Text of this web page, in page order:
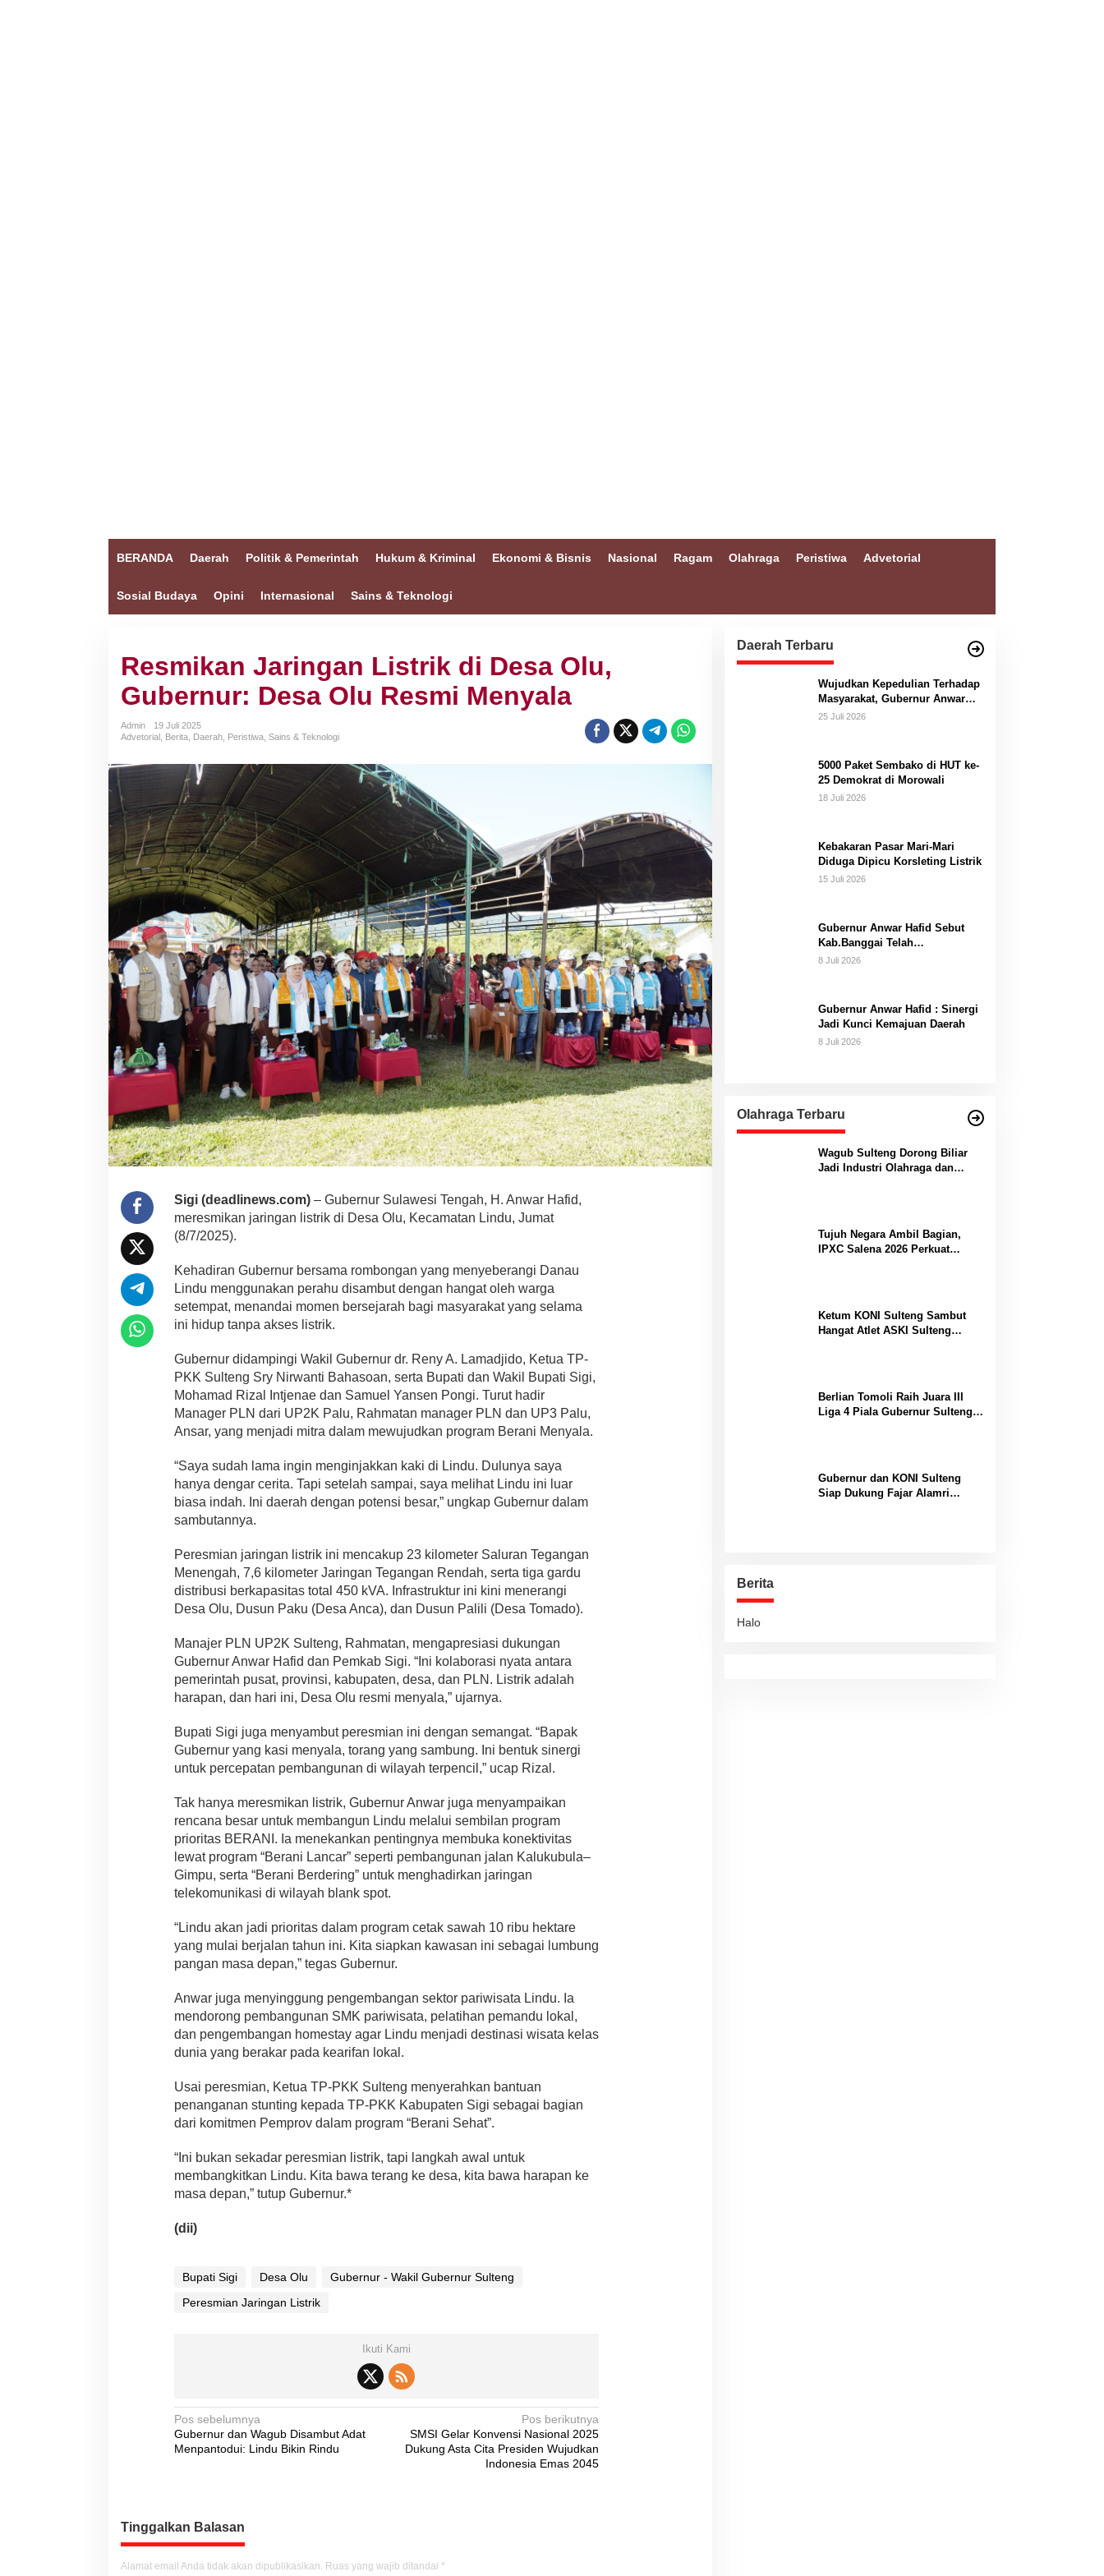
BERANDA Daerah Politik & Pemerintah Hukum & Kriminal Ekonomi & Bisnis Nasional Ragam Olahraga Peristiwa Advetorial
Sosial Budaya Opini Internasional Sains & Teknologi
Resmikan Jaringan Listrik di Desa Olu,
Gubernur: Desa Olu Resmi Menyala
Admin
19 Juli 2025
Advetorial Berita Daerah Peristiwa Sains & Teknologi
Sigi (deadlinews.com) – Gubernur Sulawesi Tengah, H. Anwar Hafid,
meresmikan jaringan listrik di Desa Olu, Kecamatan Lindu, Jumat
(8/7/2025).
Kehadiran Gubernur bersama rombongan yang menyeberangi Danau
Lindu menggunakan perahu disambut dengan hangat oleh warga
setempat, menandai momen bersejarah bagi masyarakat yang selama
ini hidup tanpa akses listrik.
Gubernur didampingi Wakil Gubernur dr. Reny A. Lamadjido, Ketua TP-
PKK Sulteng Sry Nirwanti Bahasoan, serta Bupati dan Wakil Bupati Sigi,
Mohamad Rizal Intjenae dan Samuel Yansen Pongi. Turut hadir
Manager PLN dari UP2K Palu, Rahmatan manager PLN dan UP3 Palu,
Ansar, yang menjadi mitra dalam mewujudkan program Berani Menyala.
“Saya sudah lama ingin menginjakkan kaki di Lindu. Dulunya saya
hanya dengar cerita. Tapi setelah sampai, saya melihat Lindu ini luar
biasa indah. Ini daerah dengan potensi besar,” ungkap Gubernur dalam
sambutannya.
Peresmian jaringan listrik ini mencakup 23 kilometer Saluran Tegangan
Menengah, 7,6 kilometer Jaringan Tegangan Rendah, serta tiga gardu
distribusi berkapasitas total 450 kVA. Infrastruktur ini kini menerangi
Desa Olu, Dusun Paku (Desa Anca), dan Dusun Palili (Desa Tomado).
Manajer PLN UP2K Sulteng, Rahmatan, mengapresiasi dukungan
Gubernur Anwar Hafid dan Pemkab Sigi. “Ini kolaborasi nyata antara
pemerintah pusat, provinsi, kabupaten, desa, dan PLN. Listrik adalah
harapan, dan hari ini, Desa Olu resmi menyala,” ujarnya.
Bupati Sigi juga menyambut peresmian ini dengan semangat. “Bapak
Gubernur yang kasi menyala, torang yang sambung. Ini bentuk sinergi
untuk percepatan pembangunan di wilayah terpencil,” ucap Rizal.
Tak hanya meresmikan listrik, Gubernur Anwar juga menyampaikan
rencana besar untuk membangun Lindu melalui sembilan program
prioritas BERANI. Ia menekankan pentingnya membuka konektivitas
lewat program “Berani Lancar” seperti pembangunan jalan Kalukubula–
Gimpu, serta “Berani Berdering” untuk menghadirkan jaringan
telekomunikasi di wilayah blank spot.
“Lindu akan jadi prioritas dalam program cetak sawah 10 ribu hektare
yang mulai berjalan tahun ini. Kita siapkan kawasan ini sebagai lumbung
pangan masa depan,” tegas Gubernur.
Anwar juga menyinggung pengembangan sektor pariwisata Lindu. Ia
mendorong pembangunan SMK pariwisata, pelatihan pemandu lokal,
dan pengembangan homestay agar Lindu menjadi destinasi wisata kelas
dunia yang berakar pada kearifan lokal.
Usai peresmian, Ketua TP-PKK Sulteng menyerahkan bantuan
penanganan stunting kepada TP-PKK Kabupaten Sigi sebagai bagian
dari komitmen Pemprov dalam program “Berani Sehat”.
“Ini bukan sekadar peresmian listrik, tapi langkah awal untuk
membangkitkan Lindu. Kita bawa terang ke desa, kita bawa harapan ke
masa depan,” tutup Gubernur.*
(dii)
Bupati Sigi Desa Olu
Gubernur - Wakil Gubernur Sulteng
Peresmian Jaringan Listrik
Ikuti Kami
N
a
a
s
Pos sebelumnya
Gubernur dan Wagub Disambut Adat
Menpantodui: Lindu Bikin Rindu
Pos berikutnya
SMSI Gelar Konvensi Nasional 2025
Dukung Asta Cita Presiden Wujudkan
Indonesia Emas 2045
Tinggalkan Balasan
Alamat email Anda tidak akan dipublikasikan. Ruas yang wajib ditandai *
Daerah Terbaru
Wujudkan Kepedulian Terhadap
Masyarakat, Gubernur Anwar
Hafid Bangun Jembatan
25 Juli 2026
5000 Paket Sembako di HUT ke-
25 Demokrat di Morowali
18 Juli 2026
Kebakaran Pasar Mari-Mari
Diduga Dipicu Korsleting Listrik
15 Juli 2026
Gubernur Anwar Hafid Sebut
Kab.Banggai Telah
“Melahirkan” Generasi…
8 Juli 2026
Gubernur Anwar Hafid : Sinergi
Jadi Kunci Kemajuan Daerah
8 Juli 2026
Olahraga Terbaru
Wagub Sulteng Dorong Biliar
Jadi Industri Olahraga dan
Tujuh Negara Ambil Bagian,
IPXC Salena 2026 Perkuat
Ketum KONI Sulteng Sambut
Hangat Atlet ASKI Sulteng
Berlian Tomoli Raih Juara III
Liga 4 Piala Gubernur Sulteng
Gubernur dan KONI Sulteng
Siap Dukung Fajar Alamri
Berita
Halo